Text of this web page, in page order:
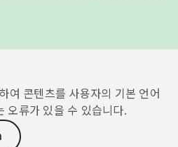
여 콘텐츠를 사용자의 기본 언어
오류가 있을 수 있습니다.